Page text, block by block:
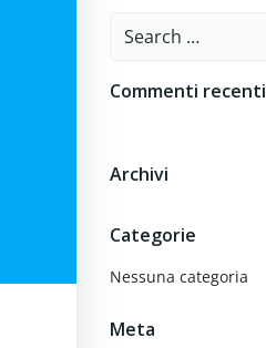
Search
Commenti recenti
Archivi
Categorie
Nessuna categoria
Meta